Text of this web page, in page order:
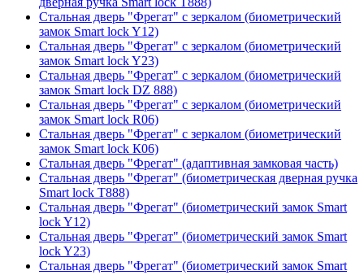
Стальная дверь "Фрегат" с зеркалом (биометрический
замок Smart lock Y12)
Стальная дверь "Фрегат" с зеркалом (биометрический
замок Smart lock Y23)
Стальная дверь "Фрегат" с зеркалом (биометрический
замок Smart lock DZ 888)
Стальная дверь "Фрегат" с зеркалом (биометрический
замок Smart lock R06)
Стальная дверь "Фрегат" с зеркалом (биометрический
замок Smart lock К06)
Стальная дверь "Фрегат" (адаптивная замковая часть)
Стальная дверь "Фрегат" (биометрическая дверная ручка
Smart lock T888)
Стальная дверь "Фрегат" (биометрический замок Smart
lock Y12)
Стальная дверь "Фрегат" (биометрический замок Smart
lock Y23)
Стальная дверь "Фрегат" (биометрический замок Smart